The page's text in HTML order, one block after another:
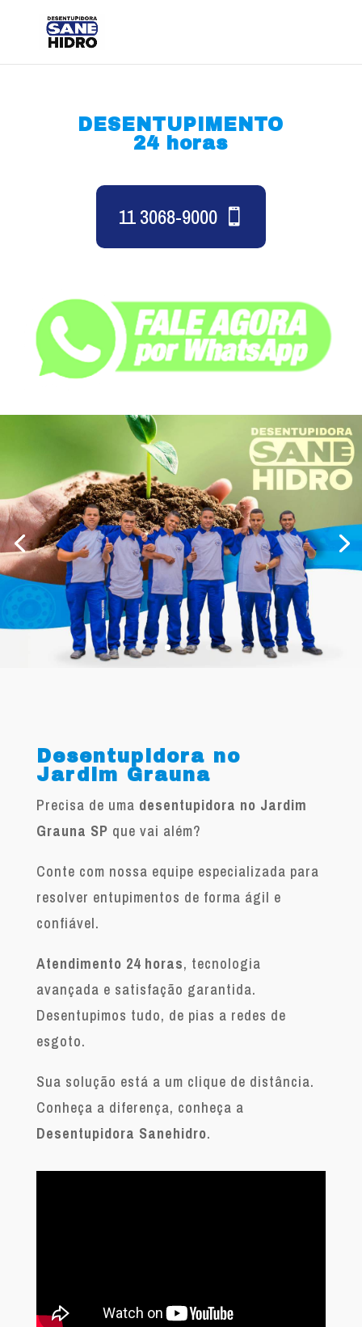
DESENTUPIMENTO
24 horas
11 3068-9000
Desentupidora no
Jardim Grauna
Precisa de uma desentupidora no Jardim
Grauna SP que vai além?
Conte com nossa equipe especializada para
resolver entupimentos de forma ágil e
confiável.
Atendimento 24 horas, tecnologia
avançada e satisfação garantida.
Desentupimos tudo, de pias a redes de
esgoto.
Sua solução está a um clique de distância.
Conheça a diferença, conheça a
Desentupidora Sanehidro.